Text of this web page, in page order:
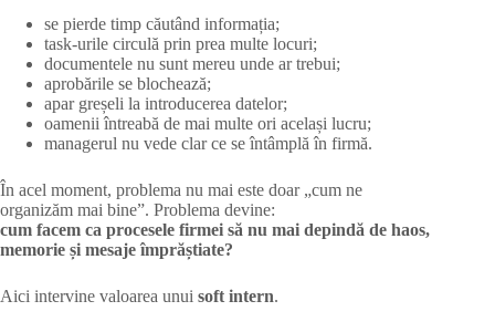
se pierde timp căutând informația;
task-urile circulă prin prea multe locuri;
documentele nu sunt mereu unde ar trebui;
aprobările se blochează;
apar greșeli la introducerea datelor;
oamenii întreabă de mai multe ori același lucru;
managerul nu vede clar ce se întâmplă în firmă.
În acel moment, problema nu mai este doar „cum ne
organizăm mai bine”. Problema devine:
cum facem ca procesele firmei să nu mai depindă de haos,
memorie și mesaje împrăștiate?
Aici intervine valoarea unui soft intern.